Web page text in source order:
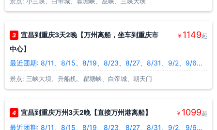
3
宜昌到重庆3天2晚【万州离船，坐车到重庆市
中心】
￥ 1149起
最近团期: 8/11、8/15、8/19、8/23、8/27、8/31、9/2、9/6、9/10、9/14
景点: 三峡大坝、升船机、瞿塘峡、白帝城、朝天门
4 宜昌到重庆万州3天2晚【直接万州港离船】 ￥ 1099起
最近团期: 8/11、8/15、8/19、8/23、8/27、8/31、9/2、9/6、9/10、9/14